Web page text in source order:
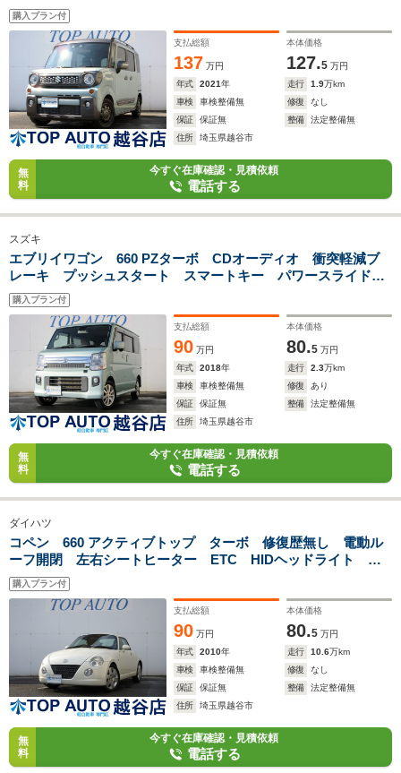
Bluetooth接続 ETC DVD再生 パドルシフト PWRモー
ド 両側電動スライド 左右シートヒーター ルーフレール
購入プラン付
支払総額
137 万円
本体価格
127.5 万円
年式
2021年 走行 1.9万km
車検
車検整備無 修復
なし
保証
保証無 整備
法定整備無
住所
埼玉県越谷市
無
料
今すぐ在庫確認・見積依頼
電話する
スズキ
エブリイワゴン 660 PZターボ CDオーディオ 衝突軽減ブ
レーキ プッシュスタート スマートキー パワースライドド
ア HIDヘッドライト フォグライト 純正アルミ
購入プラン付
支払総額
90 万円
本体価格
80.5 万円
年式
2018年 走行 2.3万km
車検
車検整備無 修復
あり
保証
保証無 整備
法定整備無
住所
埼玉県越谷市
無
料
今すぐ在庫確認・見積依頼
電話する
ダイハツ
コペン 660 アクティブトップ ターボ 修復歴無し 電動ル
ーフ開閉 左右シートヒーター ETC HIDヘッドライト キ
ーレスキー パールホワイト パワステ ABS
購入プラン付
支払総額
90 万円
本体価格
80.5 万円
年式
2010年 走行 10.6万km
車検
車検整備無 修復
なし
保証
保証無 整備
法定整備無
住所
埼玉県越谷市
無
料
今すぐ在庫確認・見積依頼
電話する